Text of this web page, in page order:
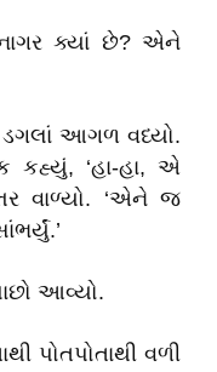
ક્યાં છે? એને
આગળ વધ્યો.
કહ્યું, ‘હા-હા, એ
વાળ્યો. ‘એને જ
આવ્યો.
પોતપોતાથી વળી